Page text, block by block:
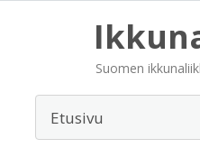
Suomen